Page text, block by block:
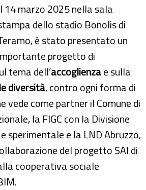
14 marzo 2025 nella sala
dello stadio Bonolis di
è stato presentato un
progetto di
tema dell’accoglienzae sulla
diversità, contro ogni forma di
vede come partner il Comune di
la FIGC con la Divisione
sperimentale e la LND Abruzzo,
del progetto SAI di
cooperativa sociale